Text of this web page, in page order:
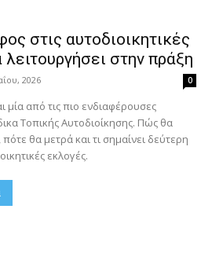
στις αυτοδιοικητικές
στην πράξη
2026 0
μία από τις πιο ενδιαφέρουσες
Τοπικής Αυτοδιοίκησης. Πώς θα
θα μετρά και τι σημαίνει δεύτερη
εκλογές.